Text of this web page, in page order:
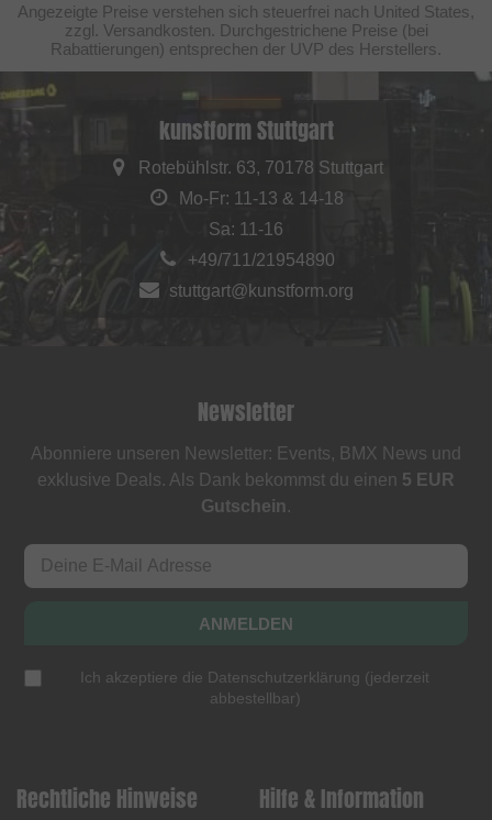
Angezeigte Preise verstehen sich steuerfrei nach United States,
zzgl. Versandkosten. Durchgestrichene Preise (bei
Rabattierungen) entsprechen der UVP des Herstellers.
kunstform Stuttgart
Rotebühlstr. 63, 70178 Stuttgart
Mo-Fr: 11-13 & 14-18
Sa: 11-16
+49/711/21954890
stuttgart@kunstform.org
Newsletter
Abonniere unseren Newsletter: Events, BMX News und
exklusive Deals. Als Dank bekommst du einen 5 EUR
Gutschein.
ANMELDEN
Ich akzeptiere die Datenschutzerklärung (jederzeit
abbestellbar)
Rechtliche Hinweise Hilfe & Information